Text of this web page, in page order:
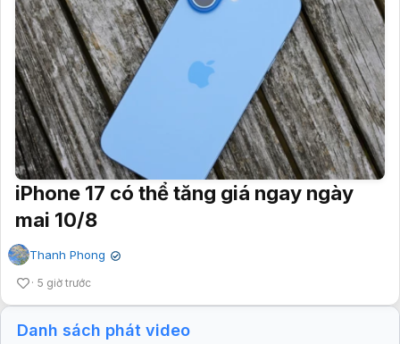
iPhone 17 có thể tăng giá ngay ngày
mai 10/8
Thanh Phong ✔
5 giờ trước
Danh sách phát video